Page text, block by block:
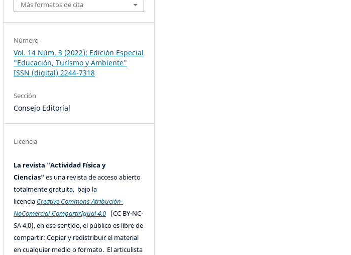
Más formatos de cita
Número
Vol. 14 Núm. 3 (2022): Edición Especial
"Educación, Turísmo y Ambiente"
ISSN (digital) 2244-7318
Sección
Consejo Editorial
Licencia
La revista "Actividad Física y
Ciencias"es una revista de acceso abierto
totalmente gratuita, bajo la
licencia Creative Commons Atribución-
NoComercial-CompartirIgual 4.0 (CC BY-NC-
SA 4.0), en ese sentido, el público es libre de
compartir: Copiar y redistribuir el material
en cualquier medio o formato. El articulista